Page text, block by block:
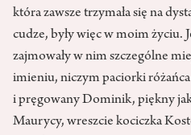
która zawsze trzymała się na
cudze, były więc w moim życiu.
zajmowały w nim szczególne
imieniu, niczym paciorki
i pręgowany Dominik, piękny
Maurycy, wreszcie kociczka